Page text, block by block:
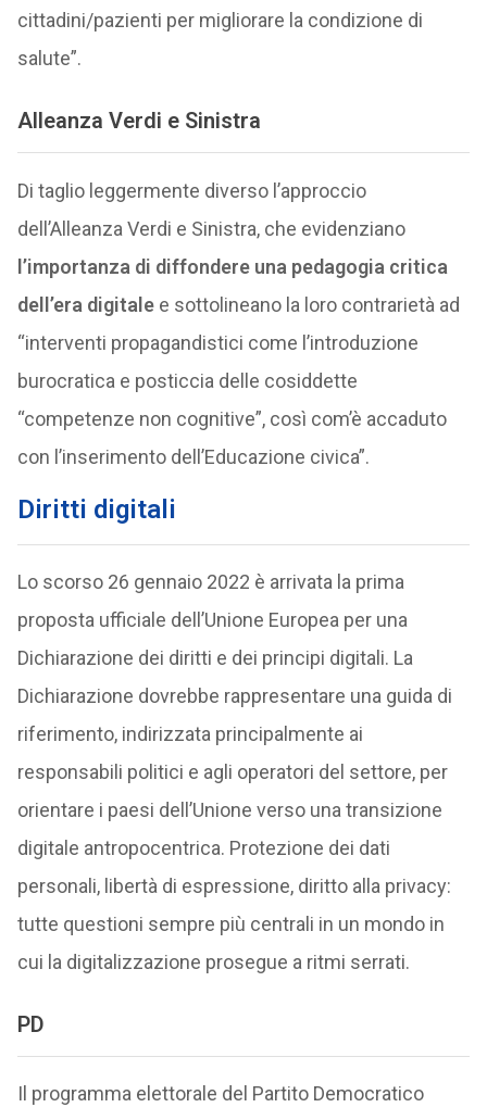
cittadini/pazienti per migliorare la condizione di
salute”.
Alleanza Verdi e Sinistra
Di taglio leggermente diverso l’approccio
dell’Alleanza Verdi e Sinistra, che evidenziano
l’importanza di diffondere una pedagogia critica
dell’era digitalee sottolineano la loro contrarietà ad
“interventi propagandistici come l’introduzione
burocratica e posticcia delle cosiddette
“competenze non cognitive”, così com’è accaduto
con l’inserimento dell’Educazione civica”.
Diritti digitali
Lo scorso 26 gennaio 2022 è arrivata la prima
proposta ufficiale dell’Unione Europea per una
Dichiarazione dei diritti e dei principi digitali. La
Dichiarazione dovrebbe rappresentare una guida di
riferimento, indirizzata principalmente ai
responsabili politici e agli operatori del settore, per
orientare i paesi dell’Unione verso una transizione
digitale antropocentrica. Protezione dei dati
personali, libertà di espressione, diritto alla privacy:
tutte questioni sempre più centrali in un mondo in
cui la digitalizzazione prosegue a ritmi serrati.
PD
Il programma elettorale del Partito Democratico